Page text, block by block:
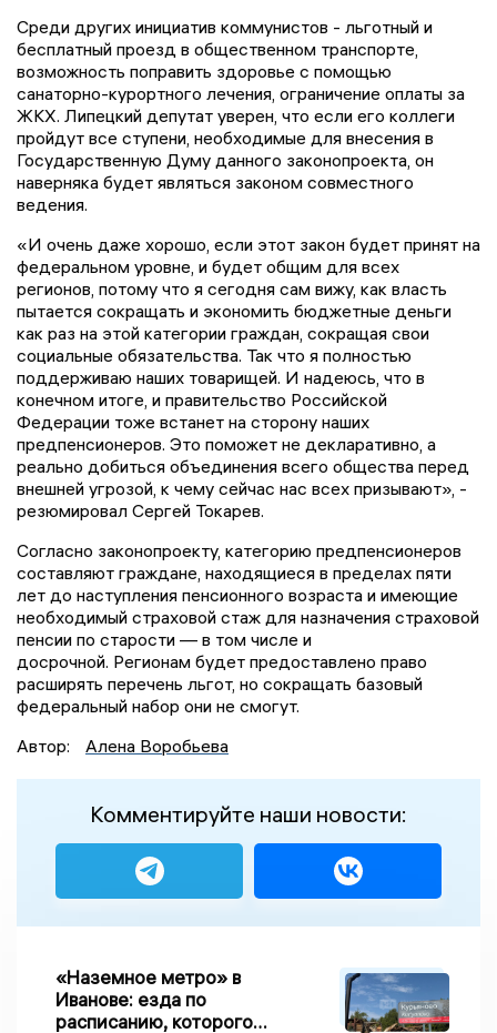
Среди других инициатив коммунистов - льготный и
бесплатный проезд в общественном транспорте,
возможность поправить здоровье с помощью
санаторно-курортного лечения, ограничение оплаты за
ЖКХ. Липецкий депутат уверен, что если его коллеги
пройдут все ступени, необходимые для внесения в
Государственную Думу данного законопроекта, он
наверняка будет являться законом совместного
ведения.
«И очень даже хорошо, если этот закон будет принят на
федеральном уровне, и будет общим для всех
регионов, потому что я сегодня сам вижу, как власть
пытается сокращать и экономить бюджетные деньги
как раз на этой категории граждан, сокращая свои
социальные обязательства. Так что я полностью
поддерживаю наших товарищей. И надеюсь, что в
конечном итоге, и правительство Российской
Федерации тоже встанет на сторону наших
предпенсионеров. Это поможет не декларативно, а
реально добиться объединения всего общества перед
внешней угрозой, к чему сейчас нас всех призывают», -
резюмировал Сергей Токарев.
Согласно законопроекту, категорию предпенсионеров
составляют граждане, находящиеся в пределах пяти
лет до наступления пенсионного возраста и имеющие
необходимый страховой стаж для назначения страховой
пенсии по старости — в том числе и
досрочной. Регионам будет предоставлено право
расширять перечень льгот, но сокращать базовый
федеральный набор они не смогут.
Автор:
Алена Воробьева
Комментируйте наши новости:
«Наземное метро» в
Иванове: езда по
расписанию, которого